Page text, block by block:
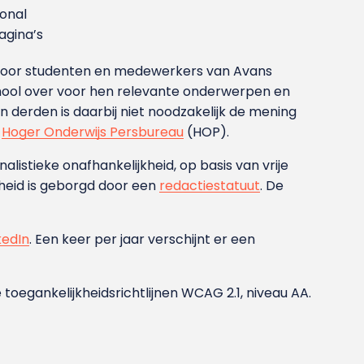
studenten en medewerkers van Avans
over voor hen relevante onderwerpen en
is daarbij niet noodzakelijk de mening
Hoger Onderwijs Persbureau (HOP).
onafhankelijkheid, op basis van vrije
is geborgd door een redactiestatuut. De
. Een keer per jaar verschijnt er een
WCAG 2.1, niveau AA.